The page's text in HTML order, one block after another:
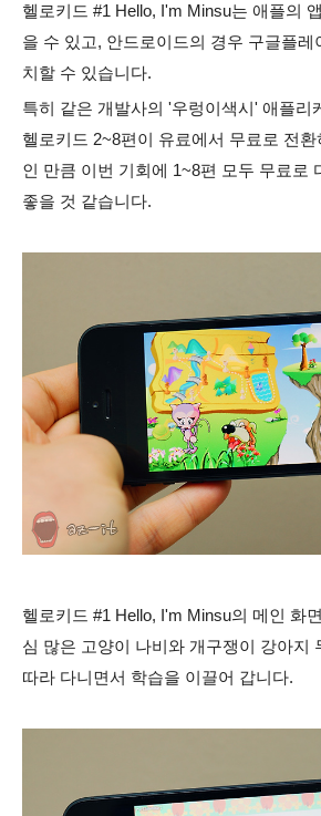
헬로키드 #1 Hello, I'm Minsu는 애플의
을 수 있고, 안드로이드의 경우 구글플레
치할 수 있습니다.
특히 같은 개발사의 '우렁이색시' 애플리
헬로키드 2~8편이 유료에서 무료로 전
인 만큼 이번 기회에 1~8편 모두 무료로
좋을 것 같습니다.
헬로키드 #1 Hello, I'm Minsu의 메인 화
심 많은 고양이 나비와 개구쟁이 강아지
따라 다니면서 학습을 이끌어 갑니다.